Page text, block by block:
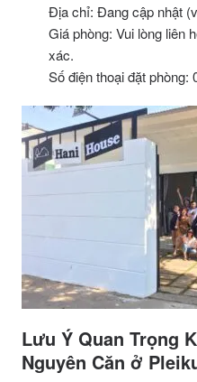
Địa chỉ: Đang cập nhật
Giá phòng: Vui lòng liên
xác.
Số điện thoại đặt phòng:
Lưu Ý Quan Trọng
Nguyên Căn ở